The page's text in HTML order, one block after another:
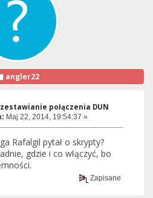
angler22
połączenia DUN
Maj 22, 2014, 19:54:37 »
Rafalgil pytał o skrypty?
gdzie i co włączyć, bo
Zapisane